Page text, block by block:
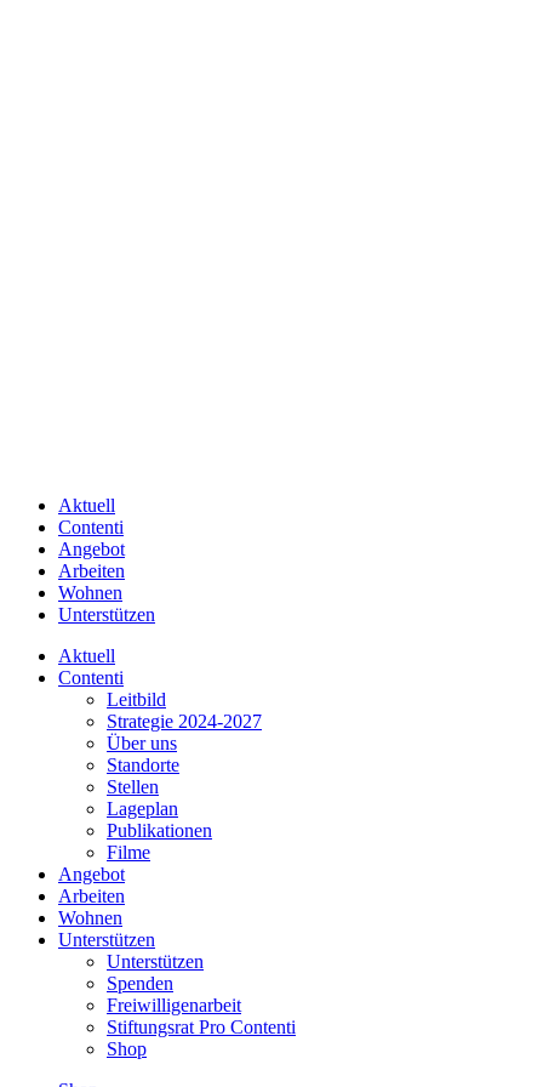
Aktuell
Contenti
Angebot
Arbeiten
Wohnen
Unterstützen
Aktuell
Contenti
Leitbild
Strategie 2024-2027
Über uns
Standorte
Stellen
Lageplan
Publikationen
Filme
Angebot
Arbeiten
Wohnen
Unterstützen
Unterstützen
Spenden
Freiwilligenarbeit
Stiftungsrat Pro Contenti
Shop